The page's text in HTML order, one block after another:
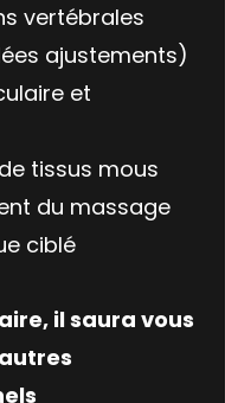
vertébrales
ajustements)
et
tissus mous
du massage
ciblé
il saura vous